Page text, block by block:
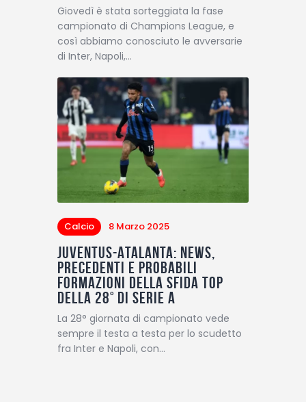
Giovedì è stata sorteggiata la fase
campionato di Champions League, e
così abbiamo conosciuto le avversarie
di Inter, Napoli,…
Calcio 8 Marzo 2025
Juventus-Atalanta: News,
precedenti e probabili
formazioni della sfida top
della 28° di Serie A
La 28° giornata di campionato vede
sempre il testa a testa per lo scudetto
fra Inter e Napoli, con…